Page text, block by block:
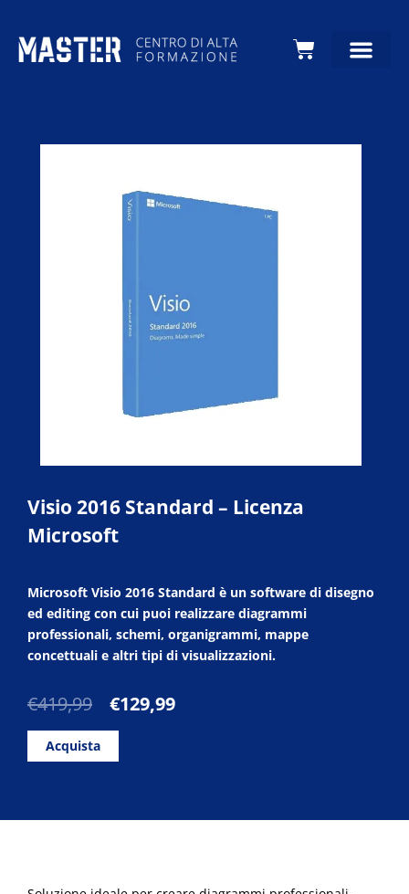
Carrello
Visio 2016 Standard – Licenza
Microsoft
Microsoft Visio 2016 Standard è un software di disegno
ed editing con cui puoi realizzare diagrammi
professionali, schemi, organigrammi, mappe
concettuali e altri tipi di visualizzazioni.
€419,99
Il
era:
€129,99Il
Acquista